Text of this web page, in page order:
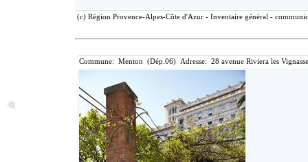
(c) Région Provence-Alpes-Côte d'Azur - Inventaire général -
Commune: Menton (Dép.06) Adresse: 28 avenue Riviera les